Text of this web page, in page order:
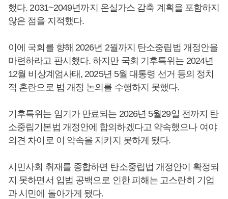
했다. 2031~2049년까지 온실가스 감축 계획을 포함하지
않은 점을 지적했다.
이에 국회를 향해 2026년 2월까지 탄소중립법 개정안을
마련하라고 판시했다. 하지만 국회 기후특위는 2024년
12월 비상계엄사태, 2025년 5월 대통령 선거 등의 정치
적 혼란으로 법 개정 논의를 수행하지 못했다.
기후특위는 임기가 만료되는 2026년 5월29일 전까지 탄
소중립기본법 개정안에 합의하겠다고 약속했으나 여야
의견 차이로 이 약속을 지키지 못하게 됐다.
시민사회 취재를 종합하면 탄소중립법 개정안이 확정되
지 못하면서 입법 공백으로 인한 피해는 고스란히 기업
과 시민에 돌아가게 됐다.